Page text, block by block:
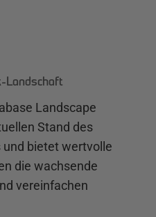
Landschaft
Landscape
Stand des
bietet wertvolle
die wachsende
vereinfachen